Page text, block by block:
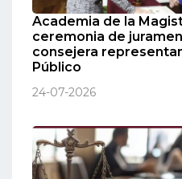
Academia de la
ceremonia de
consejera
Público
24-07-2026